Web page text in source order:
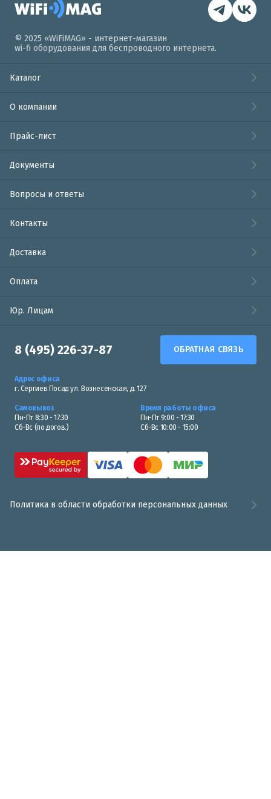
© 2025 «WiFiMAG» - интернет-магазин
wi-fi оборудования для беспроводного интернета.
Каталог
О компании
Прайс-лист
Документы
Вопросы и ответы
Контакты
Доставка
Оплата
Юр. Лицам
8 (495) 226-37-87 ОБРАТНАЯ СВЯЗЬ
Адрес офиса
г. Сергиев Посад ул. Вознесенская, д. 127
Самовывоз
Пн-Пт 8:30 - 17:30
Сб-Вс (по догов.)
Время работы офиса
Пн-Пт 9:00 - 17:30
Сб-Вс 10:00 - 15:00
Политика в области обработки персональных данных